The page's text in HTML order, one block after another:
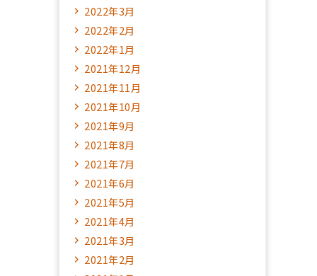
2022年3月
2022年2月
2022年1月
2021年12月
2021年11月
2021年10月
2021年9月
2021年8月
2021年7月
2021年6月
2021年5月
2021年4月
2021年3月
2021年2月